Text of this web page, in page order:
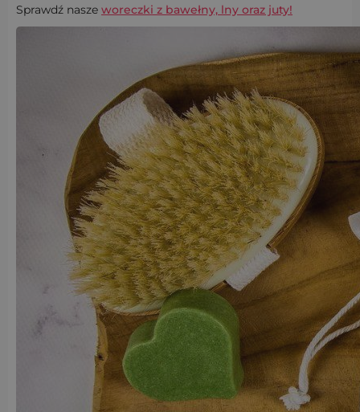
Sprawdź nasze woreczki z bawełny, lny oraz juty!